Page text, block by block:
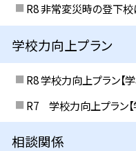
R8 非常変災時の登下校
学校力向上プラン
R8 学校力向上プラン【
R7 学校力向上プラン【
相談関係